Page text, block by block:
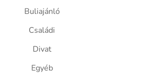
Buliajánló
Családi
Divat
Egyéb